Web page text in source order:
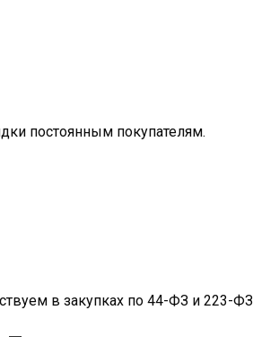
постоянным покупателям.
в закупках по 44-ФЗ и 223-ФЗ